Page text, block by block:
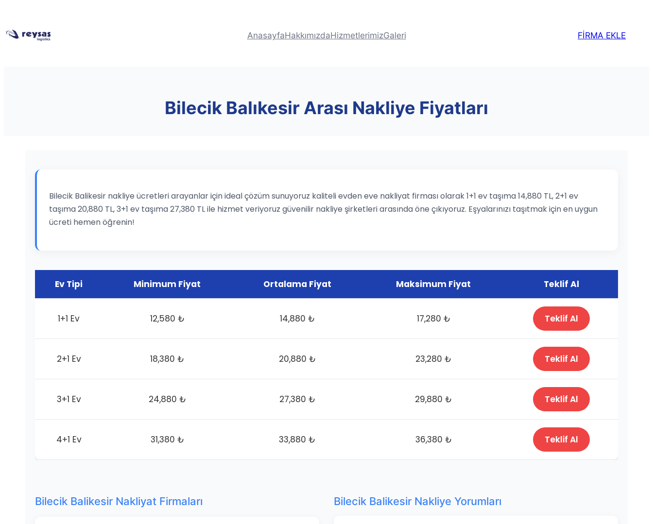
AnasayfaHakkımızdaHizmetlerimizGaleri FİRMA EKLE
Bilecik Balıkesir Arası Nakliye Fiyatları
Bilecik Balikesir nakliye ücretleri arayanlar için ideal çözüm sunuyoruz kaliteli evden eve nakliyat firması olarak 1+1 ev taşıma 14,880 TL, 2+1 ev
taşıma 20,880 TL, 3+1 ev taşıma 27,380 TL ile hizmet veriyoruz güvenilir nakliye şirketleri arasında öne çıkıyoruz. Eşyalarınızı taşıtmak için en uygun
ücreti hemen öğrenin!
Ev Tipi Minimum Fiyat Ortalama Fiyat Maksimum Fiyat Teklif Al
1+1 Ev 12,580 ₺ 14,880 ₺ 17,280 ₺ Teklif Al
2+1 Ev 18,380 ₺ 20,880 ₺ 23,280 ₺ Teklif Al
3+1 Ev 24,880 ₺ 27,380 ₺ 29,880 ₺ Teklif Al
4+1 Ev 31,380 ₺ 33,880 ₺ 36,380 ₺ Teklif Al
Bilecik Balikesir Nakliyat Firmaları Bilecik Balikesir Nakliye Yorumları